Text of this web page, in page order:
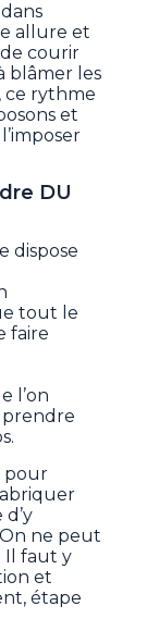
allure et
de courir
blâmer les
ce rythme
et
DU
dispose
tout le
faire
l’on
prendre
pour
ne peut
Il faut y
et
étape